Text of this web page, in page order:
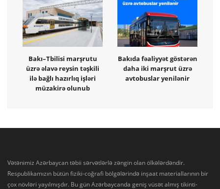
Bakı–Tbilisi marşrutu
üzrə əlavə reysin təşkili
ilə bağlı hazırlıq işləri
müzakirə olunub
Bakıda fəaliyyət göstərən
daha iki marşrut üzrə
avtobuslar yenilənir
Vətənimiz Azərbaycan təbii sərvətlərlə zəngin olan ölkələrdəndir.
Respublikamızın bütün fiziki-coğrafi bölgələrində inşaat materiallarının bir
çox növləri yayılmışdır. Bu gün Azərbaycanda geniş vüsət almış tikinti-